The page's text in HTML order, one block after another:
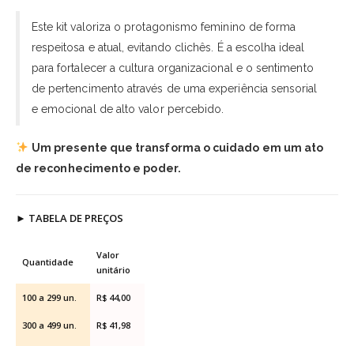
Este kit valoriza o protagonismo feminino de forma
respeitosa e atual, evitando clichês. É a escolha ideal
para fortalecer a cultura organizacional e o sentimento
de pertencimento através de uma experiência sensorial
e emocional de alto valor percebido.
Um presente que transforma o cuidado em um ato
de reconhecimento e poder.
► TABELA DE PREÇOS
Quantidade
Valor
unitário
100 a 299 un. R$ 44,00
300 a 499 un. R$ 41,98